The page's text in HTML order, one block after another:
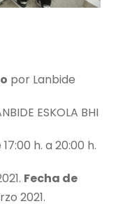
por Lanbide
ESKOLA BHI
h. a 20:00 h.
Fecha de
2021.